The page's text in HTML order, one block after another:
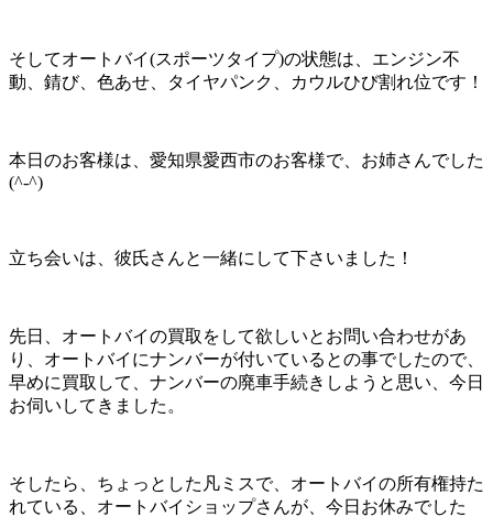
そしてオートバイ(スポーツタイプ)の状態は、エンジン不
動、錆び、色あせ、タイヤパンク、カウルひび割れ位です！
本日のお客様は、愛知県愛西市のお客様で、お姉さんでした
(^-^)
立ち会いは、彼氏さんと一緒にして下さいました！
先日、オートバイの買取をして欲しいとお問い合わせがあ
り、オートバイにナンバーが付いているとの事でしたので、
早めに買取して、ナンバーの廃車手続きしようと思い、今日
お伺いしてきました。
そしたら、ちょっとした凡ミスで、オートバイの所有権持た
れている、オートバイショップさんが、今日お休みでした